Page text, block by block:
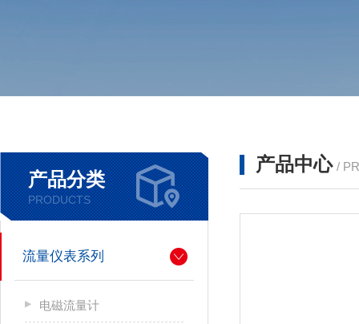
产品分类
PRODUCTS
流量仪表系列
电磁流量计
产品中心 /